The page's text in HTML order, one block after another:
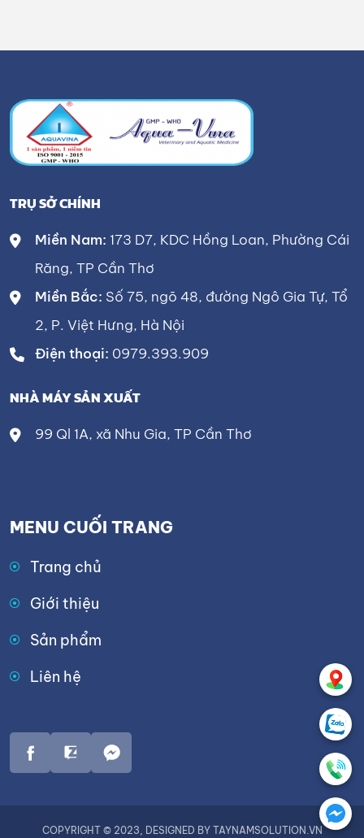
TRỤ SỞ CHÍNH
Miền Nam: 173 D7, KDC Hồng Loan, Phường Cái
Răng, TP Cần Thơ
Miền Bắc: Số 75, ngõ 48, đường Ngô Gia Tự, Tổ
2, P. Việt Hưng, Hà Nội
Điện thoại: 0979.393.909
NHÀ MÁY SẢN XUẤT
99 Ql 1A, xã Nhu Gia, TP Cần Thơ
MENU CUỐI TRANG
Trang chủ
Giới thiệu
Sản phẩm
Liên hệ
COPYRIGHT © 2023, DESIGNED BY TAYNAMSOLUTION.VN